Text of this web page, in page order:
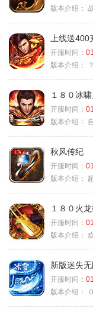
版本介绍：
上线送400
开服时间：
版本介绍：
１８０冰
开服时间：
版本介绍：
秋风传纪
开服时间：
版本介绍：
１８０火
开服时间：
版本介绍：
新版迷失
开服时间：
版本介绍：